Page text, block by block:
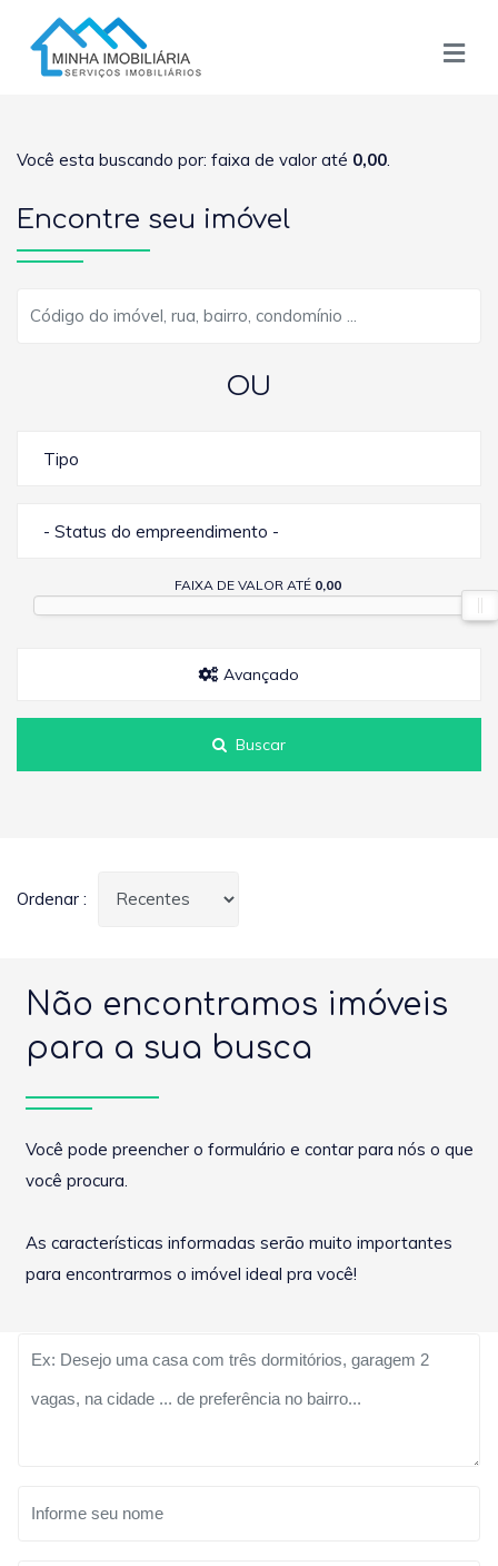
Você esta buscando por: faixa de valor até 0,00.
Encontre seu imóvel
OU
Tipo
- Status do empreendimento -
FAIXA DE VALOR ATÉ 0,00
Avançado
Buscar
Ordenar :
Não encontramos imóveis
para a sua busca
Você pode preencher o formulário e contar para nós o que
você procura.
As características informadas serão muito importantes
para encontrarmos o imóvel ideal pra você!